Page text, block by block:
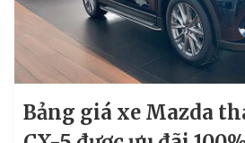
Bảng giá xe Mazda